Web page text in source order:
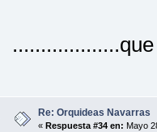
Re: Orquideas Navarras
« Respuesta #34 en: Mayo